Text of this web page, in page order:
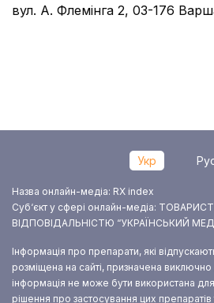
вул. А. Флемінга 2, 03-176
Укр
Назва онлайн-медіа: RX index
Суб‘єкт у сфері онлайн-медіа:
ВІДПОВІДАЛЬНІСТЮ “УКРАЇНСЬКИЙ
Інформація про препарати, які
розміщена на сайті, призначена виключно
інформація не може бути використана
рішення про застосування цих препаратів